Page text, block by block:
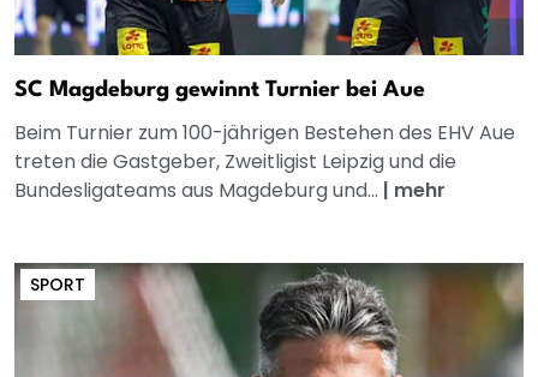
SC Magdeburg gewinnt Turnier bei Aue
Beim Turnier zum 100-jährigen Bestehen des EHV Aue
treten die Gastgeber, Zweitligist Leipzig und die
Bundesligateams aus Magdeburg und... | mehr
SPORT